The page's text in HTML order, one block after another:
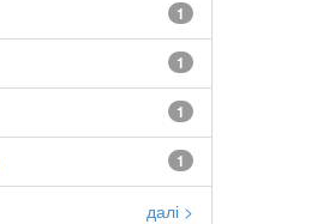
1
1
1
1
далі >